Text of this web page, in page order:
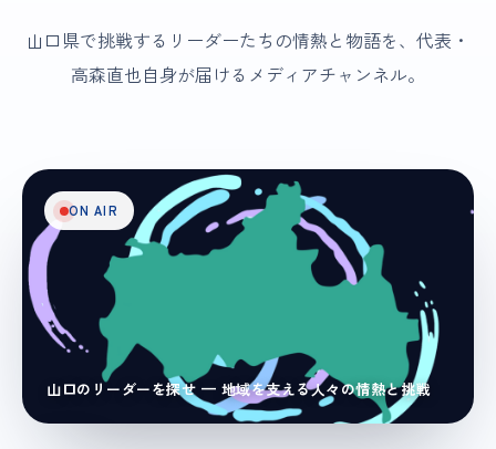
山口県で挑戦するリーダーたちの情熱と物語を、代表・
高森直也自身が届けるメディアチャンネル。
ON AIR
山口のリーダーを探せ — 地域を支える人々の情熱と挑戦